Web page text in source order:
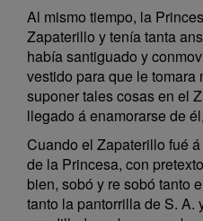
Al mismo tiempo, la
Zapaterillo y tenía tanta
había santiguado y
vestido para que le
suponer tales cosas en el
llegado á enamorarse de
Cuando el Zapaterillo fué
de la Princesa, con
bien, sobó y re sobó tanto
tanto la pantorrilla de S. A.